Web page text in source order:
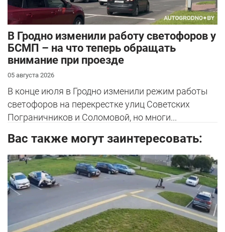
В Гродно изменили работу светофоров у
БСМП – на что теперь обращать
внимание при проезде
05 августа 2026
В конце июля в Гродно изменили режим работы
светофоров на перекрестке улиц Советских
Пограничников и Соломовой, но многи...
Вас также могут заинтересовать: